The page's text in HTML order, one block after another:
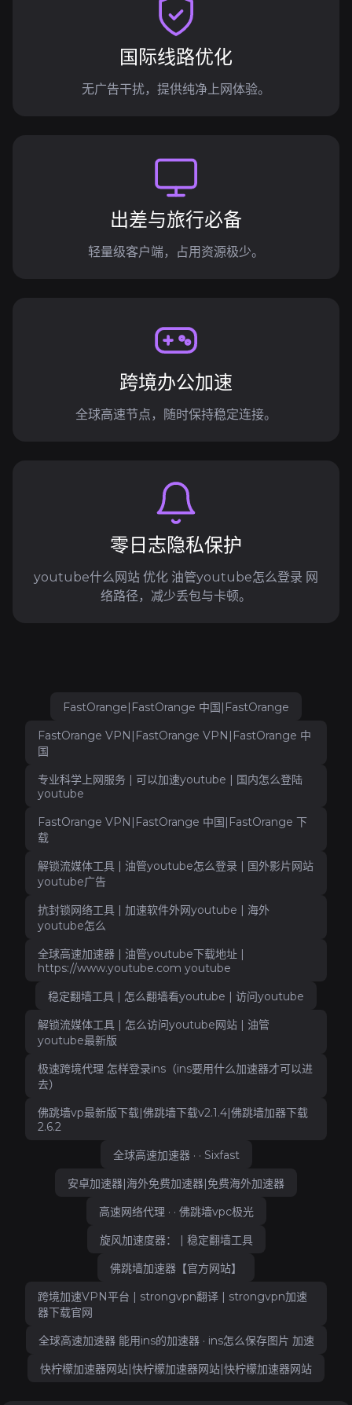
国际线路优化
无广告干扰，提供纯净上网体验。
出差与旅行必备
轻量级客户端，占用资源极少。
跨境办公加速
全球高速节点，随时保持稳定连接。
零日志隐私保护
youtube什么网站 优化 油管youtube怎么登录 网
络路径，减少丢包与卡顿。
FastOrange|FastOrange 中国|FastOrange
FastOrange VPN|FastOrange VPN|FastOrange 中
国
专业科学上网服务 | 可以加速youtube | 国内怎么登陆
youtube
FastOrange VPN|FastOrange 中国|FastOrange 下
载
解锁流媒体工具 | 油管youtube怎么登录 | 国外影片网站
youtube广告
抗封锁网络工具 | 加速软件外网youtube | 海外
youtube怎么
全球高速加速器 | 油管youtube下载地址 |
https://www.youtube.com youtube
稳定翻墙工具 | 怎么翻墙看youtube | 访问youtube
解锁流媒体工具 | 怎么访问youtube网站 | 油管
youtube最新版
极速跨境代理 怎样登录ins（ins要用什么加速器才可以进
去）
佛跳墙vp最新版下载|佛跳墙下载v2.1.4|佛跳墙加器下载
2.6.2
全球高速加速器 · · Sixfast
安卓加速器|海外免费加速器|免费海外加速器
高速网络代理 · · 佛跳墙vpc极光
旋风加速度器： | 稳定翻墙工具
佛跳墙加速器【官方网站】
跨境加速VPN平台 | strongvpn翻译 | strongvpn加速
器下载官网
全球高速加速器 能用ins的加速器 · ins怎么保存图片 加速
快柠檬加速器网站|快柠檬加速器网站|快柠檬加速器网站